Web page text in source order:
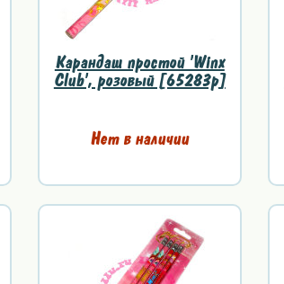
Карандаш простой 'Winx
Club', розовый [65283p]
Нет в наличии